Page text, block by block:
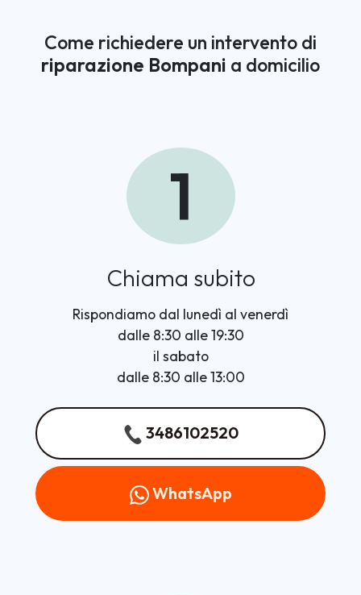
Come richiedere un intervento di
riparazione Bompani a domicilio
1
Chiama subito
Rispondiamo dal lunedì al venerdì
dalle 8:30 alle 19:30
il sabato
dalle 8:30 alle 13:00
3486102520
WhatsApp